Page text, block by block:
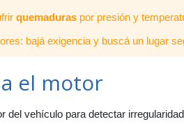
quemaduraspor presión y
bajá exigencia y buscá un lugar
el motor
del vehículo para detectar